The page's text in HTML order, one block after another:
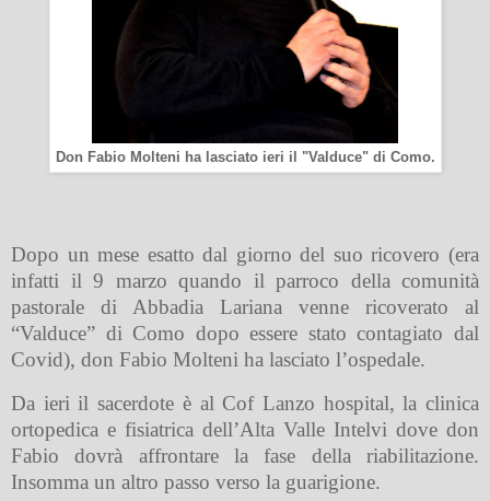
Don Fabio Molteni ha lasciato ieri il "Valduce" di Como.
Dopo un mese esatto dal giorno del suo ricovero (era
infatti il 9 marzo quando il parroco della comunità
pastorale di Abbadia Lariana venne ricoverato al
“Valduce” di Como dopo essere stato contagiato dal
Covid), don Fabio Molteni ha lasciato l’ospedale.
Da ieri il sacerdote è al Cof Lanzo hospital, la clinica
ortopedica e fisiatrica dell’Alta Valle Intelvi dove don
Fabio dovrà affrontare la fase della riabilitazione.
Insomma un altro passo verso la guarigione.